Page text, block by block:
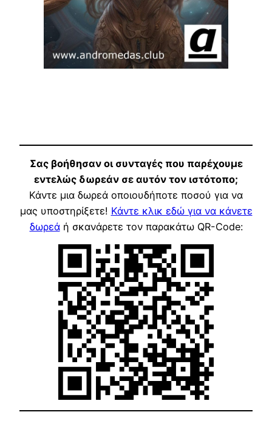
Σας βοήθησαν οι συνταγές που παρέχουμε
εντελώς δωρεάν σε αυτόν τον ιστότοπο;
Κάντε μια δωρεά οποιουδήποτε ποσού για να
μας υποστηρίξετε! Κάντε κλικ εδώ για να κάνετε
δωρεάή σκανάρετε τον παρακάτω QR-Code: